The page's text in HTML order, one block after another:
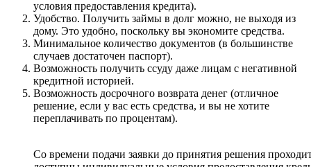
условия предоставления кредита).
Удобство. Получить займы в долг можно, не выходя из
дому. Это удобно, поскольку вы экономите средства.
Минимальное количество документов (в большинстве
случаев достаточен паспорт).
Возможность получить ссуду даже лицам с негативной
кредитной историей.
Возможность досрочного возврата денег (отличное
решение, если у вас есть средства, и вы не хотите
переплачивать по процентам).
Со времени подачи заявки до принятия решения